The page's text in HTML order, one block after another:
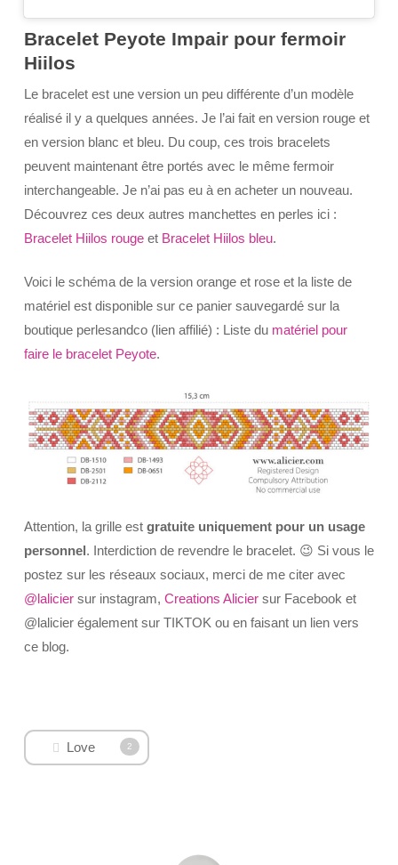
Bracelet Peyote Impair pour fermoir
Hiilos
Le bracelet est une version un peu différente d’un modèle
réalisé il y a quelques années. Je l’ai fait en version rouge et
en version blanc et bleu. Du coup, ces trois bracelets
peuvent maintenant être portés avec le même fermoir
interchangeable. Je n’ai pas eu à en acheter un nouveau.
Découvrez ces deux autres manchettes en perles ici :
Bracelet Hiilos rougeet Bracelet Hiilos bleu.
Voici le schéma de la version orange et rose et la liste de
matériel est disponible sur ce panier sauvegardé sur la
boutique perlesandco (lien affilié) : Liste du matériel pour
faire le bracelet Peyote.
Attention, la grille est gratuite uniquement pour un usage
personnel. Interdiction de revendre le bracelet. 😉 Si vous le
postez sur les réseaux sociaux, merci de me citer avec
@laliciersur instagram, Creations Aliciersur Facebook et
@lalicier également sur TIKTOK ou en faisant un lien vers
ce blog.
Love 2